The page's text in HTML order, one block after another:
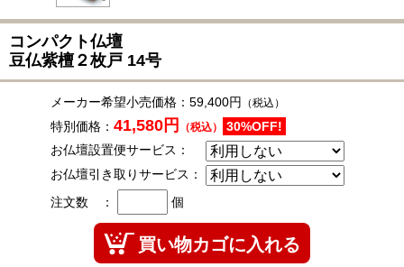
コンパクト仏壇
豆仏紫檀２枚戸 14号
メーカー希望小売価格： 59,400円 （税込）
特別価格： 41,580円 （税込）
30%OFF!
お仏壇設置便サービス：
お仏壇引き取りサービス：
注文数 ：
個